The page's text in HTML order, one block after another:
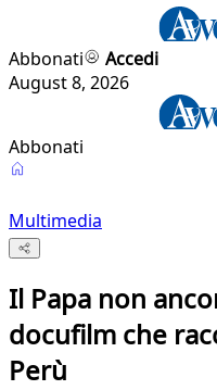
Abbonati
Accedi
August 8, 2026
Abbonati
Multimedia
Il Papa non
docufilm che
Perù